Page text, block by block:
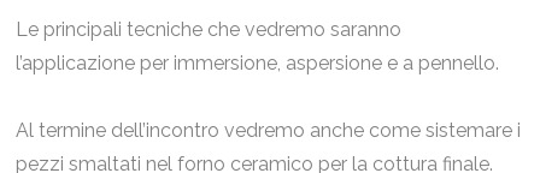
Le principali tecniche che vedremo saranno
l’applicazione per immersione, aspersione e a pennello.
Al termine dell’incontro vedremo anche come sistemare i
pezzi smaltati nel forno ceramico per la cottura finale.